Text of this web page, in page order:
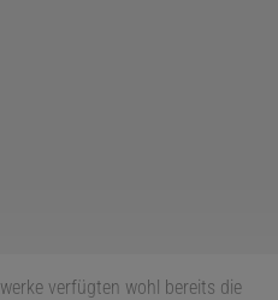
verfügten wohl bereits die